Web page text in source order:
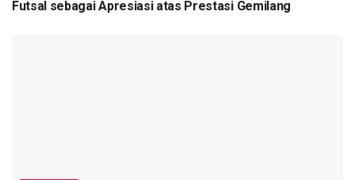
Futsal sebagai Apresiasi atas Prestasi Gemilang